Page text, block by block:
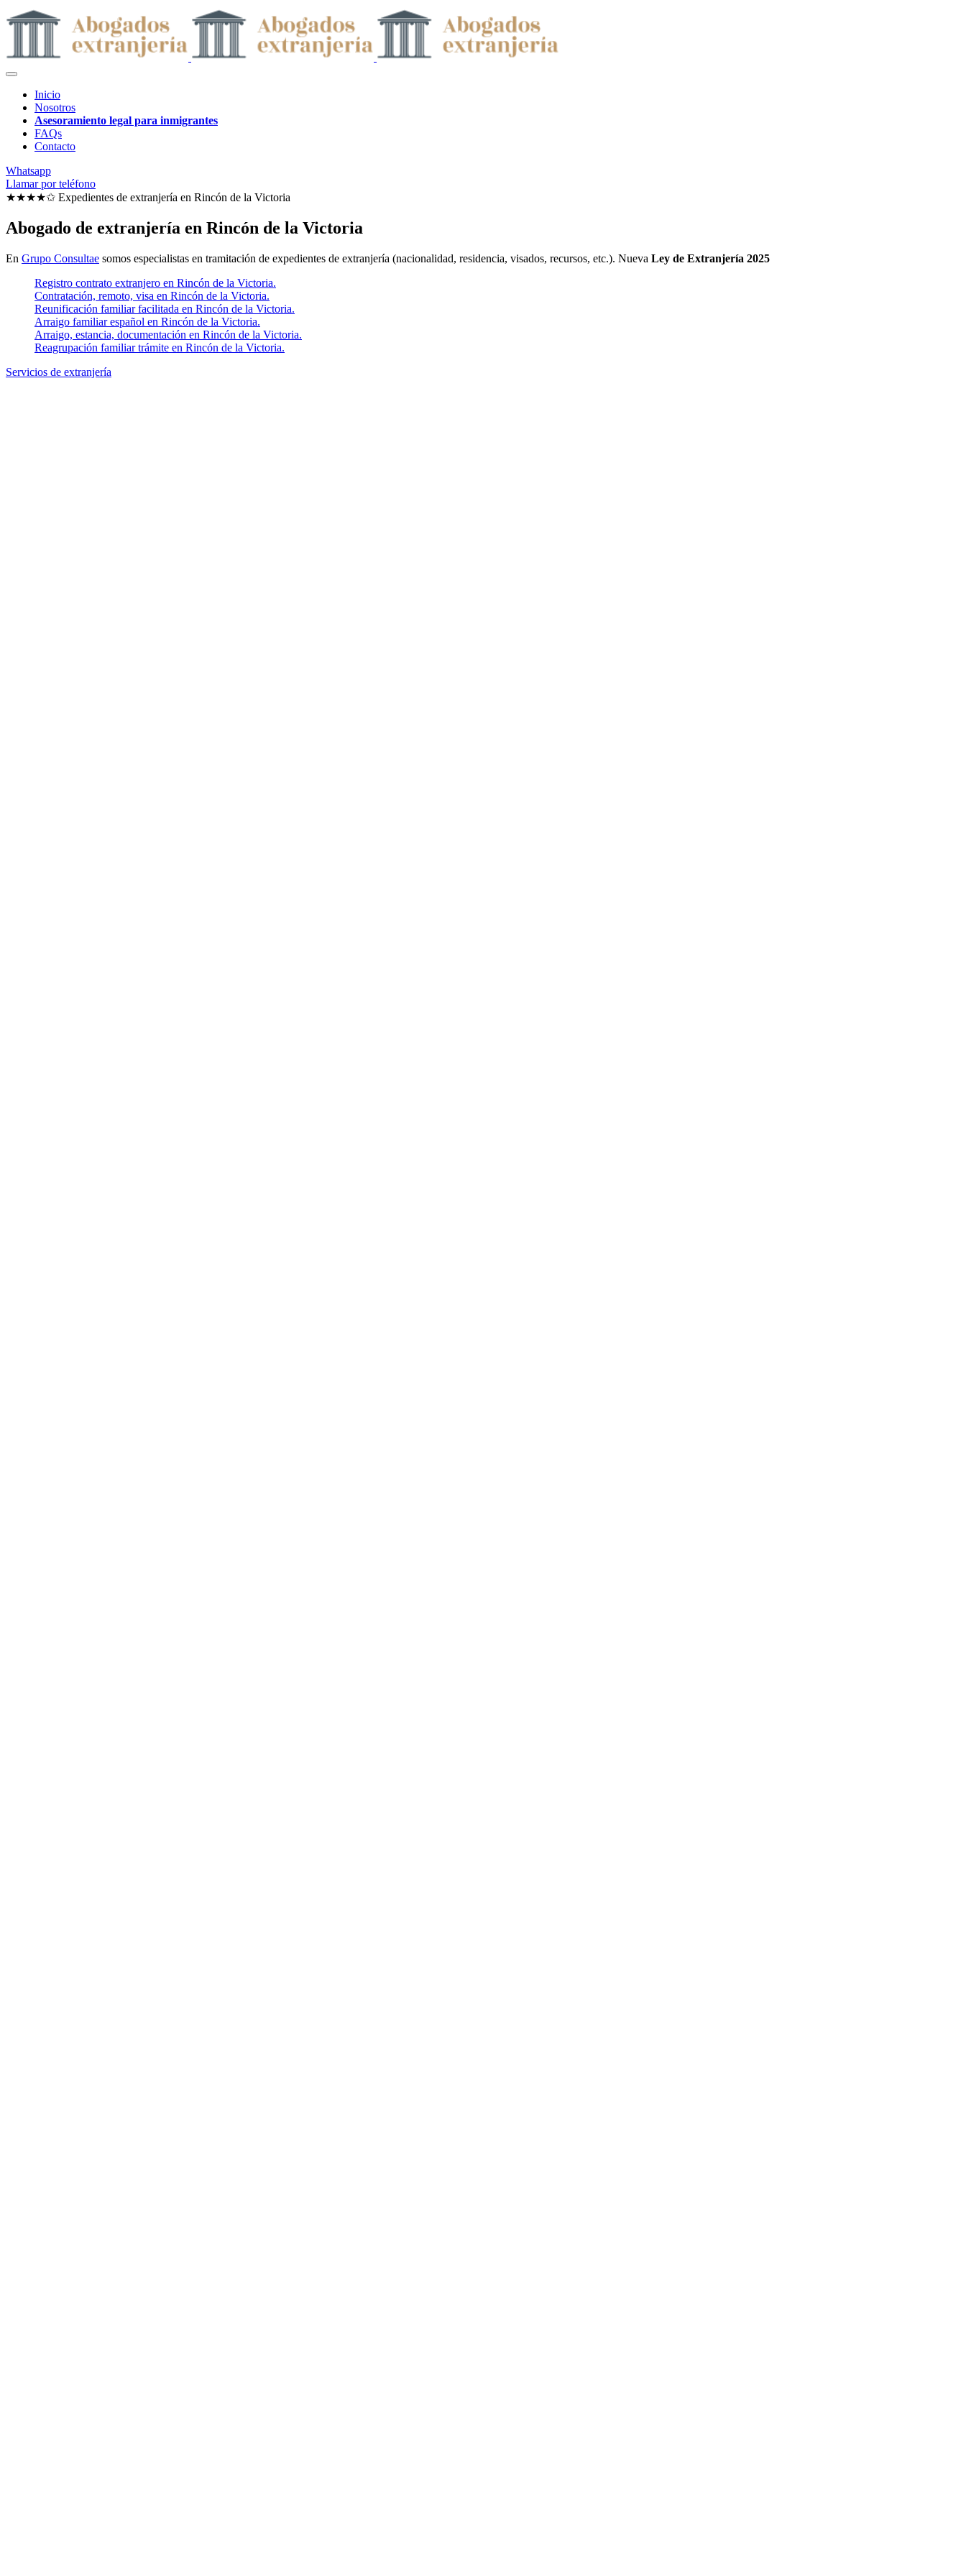
Inicio
Nosotros
Asesoramiento legal para inmigrantes
FAQs
Contacto
Whatsapp
Llamar por teléfono
★★★★✩ Expedientes de extranjería en Rincón de la Victoria
Abogado de extranjería en Rincón de la Victoria
En Grupo Consultae somos especialistas en tramitación de expedientes de extranjería (nacionalidad, residencia, visados, recursos, etc.). Nueva Ley de Extranjería 2025
Registro contrato extranjero en Rincón de la Victoria.
Contratación, remoto, visa en Rincón de la Victoria.
Reunificación familiar facilitada en Rincón de la Victoria.
Arraigo familiar español en Rincón de la Victoria.
Arraigo, estancia, documentación en Rincón de la Victoria.
Reagrupación familiar trámite en Rincón de la Victoria.
Servicios de extranjería